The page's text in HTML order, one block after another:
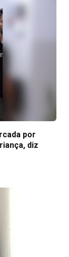
por
diz